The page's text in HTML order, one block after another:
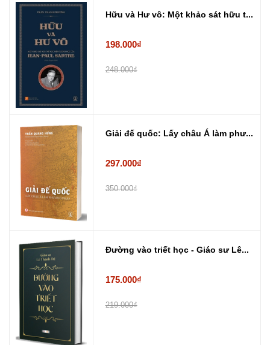
Hữu và Hư vô: Một khảo sát hữu t...
198.000₫
248.000₫
Giải đế quốc: Lấy châu Á làm phư...
297.000₫
350.000₫
Đường vào triết học - Giáo sư Lê...
175.000₫
219.000₫